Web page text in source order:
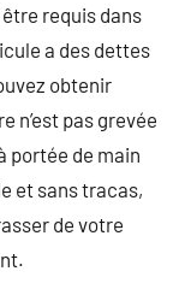
requis dans
a des dettes
obtenir
n’est pas grevée
portée de main
et sans tracas,
de votre